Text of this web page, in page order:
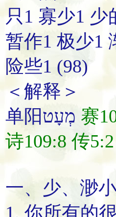
只1 寡少1 少
暂作1 极少1
险些1 (98)
＜解释＞
赛
诗109:8 传5:2
一、 少、 渺
1. 你所有的